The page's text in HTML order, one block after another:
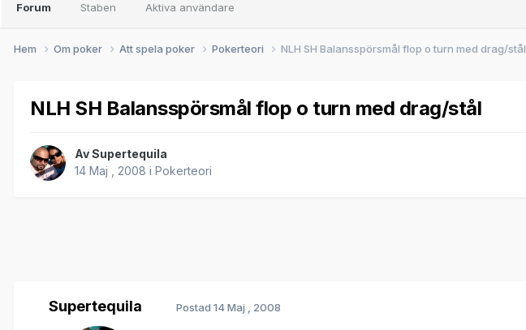
Forum Staben Aktiva användare
Hem Om poker Att spela poker Pokerteori NLH SH Balansspörsmål flop o turn med drag/stål
NLH SH Balansspörsmål flop o turn med drag/stål
AvSupertequila
14 Maj , 2008 i Pokerteori
Supertequila Postad 14 Maj , 2008